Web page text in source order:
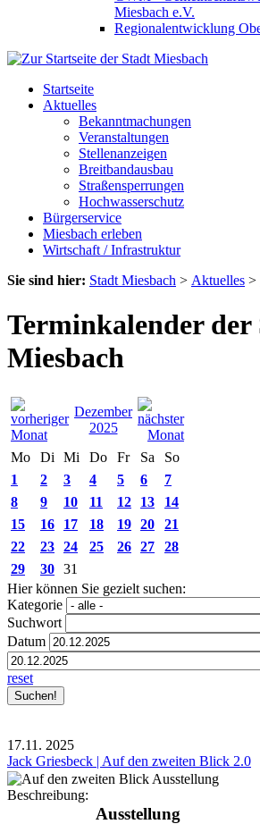
Miesbach e.V.
Regionalentwicklung
Startseite
Aktuelles
Bekanntmachungen
Veranstaltungen
Stellenanzeigen
Breitbandausbau
Straßensperrungen
Hochwasserschutz
Bürgerservice
Miesbach erleben
Wirtschaft / Infrastruktur
Sie sind hier: Stadt Miesbach > Aktuelles >
Terminkalender der
Miesbach
Dezember
2025
Mo
Di Mi Do Fr Sa
So
1
2 3 4 5 6
7
8
9 10 11 12 13
14
15
16 17 18 19 20
21
22
23 24 25 26 27
28
29
30 31
Hier können Sie gezielt suchen:
Kategorie
Suchwort
Datum
reset
17.11. 2025
Jack Griesbeck | Auf den zweiten Blick 2.0
Beschreibung:
Ausstellung